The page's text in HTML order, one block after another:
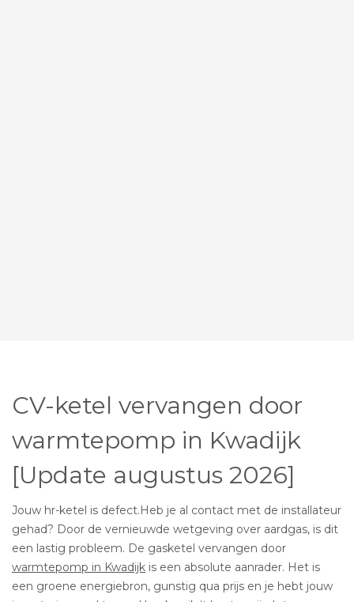
CV-ketel vervangen door
warmtepomp in Kwadijk
[Update augustus 2026]
Jouw hr-ketel is defect.Heb je al contact met de installateur
gehad? Door de vernieuwde wetgeving over aardgas, is dit
een lastig probleem. De gasketel vervangen door
warmtepomp in Kwadijk is een absolute aanrader. Het is
een groene energiebron, gunstig qua prijs en je hebt jouw